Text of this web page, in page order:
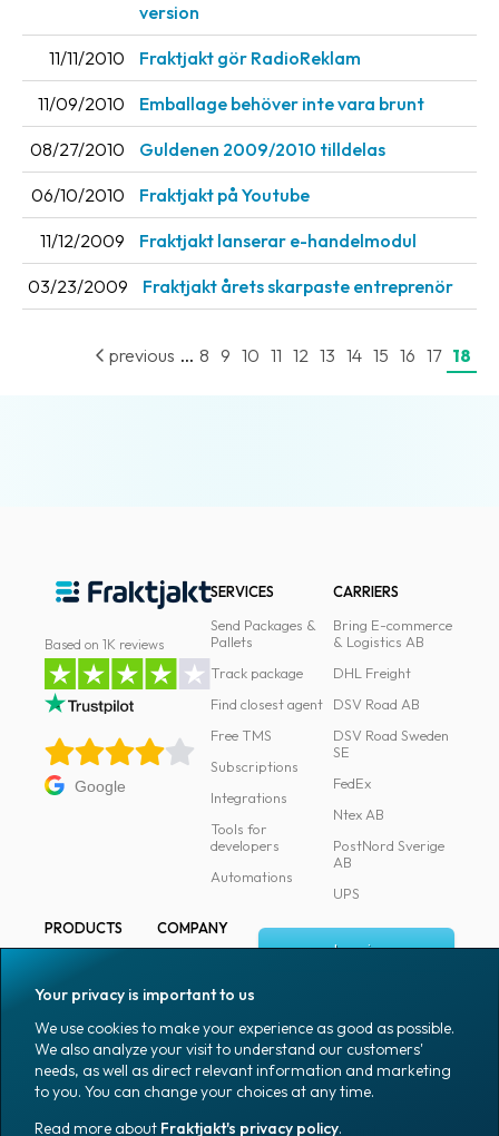
Coworkers
Job
&
career
News
archive
Contact
us
Terms
content
version
11/11/2010 Fraktjakt gör RadioReklam
11/09/2010 Emballage behöver inte vara brunt
08/27/2010 Guldenen 2009/2010 tilldelas
06/10/2010 Fraktjakt på Youtube
11/12/2009 Fraktjakt lanserar e-handelmodul
03/23/2009 Fraktjakt årets skarpaste entreprenör
previous ... 8 9 10 11 12 13 14 15 16 17 18
Based on 1K reviews
Google
SERVICES
Send Packages &
Pallets
Track package
Find closest agent
Free TMS
Subscriptions
Integrations
Tools for
developers
Automations
CARRIERS
Bring E-commerce
& Logistics AB
DHL Freight
DSV Road AB
DSV Road Sweden
SE
FedEx
Ntex AB
PostNord Sverige
AB
UPS
PRODUCTS
Marking
Packaging
Packaging
accessories
Office goods
COMPANY
Media
Coworkers
Job & career
News archive
Log in
Sign up
English (US)
Your privacy is important to us
We use cookies to make your experience as good as possible.
We also analyze your visit to understand our customers'
needs, as well as direct relevant information and marketing
to you. You can change your choices at any time.
Read more about Fraktjakt's privacy policy.